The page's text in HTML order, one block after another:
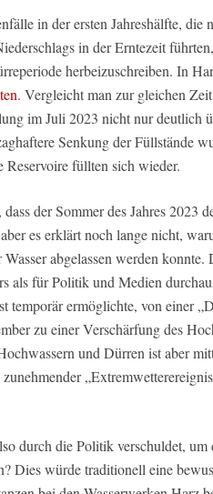
in der ersten Jahreshälfte, die
in der Erntezeit
herbeizuschreiben. In
. Vergleicht man zur gleichen
im Juli 2023 nicht nur deutlich
Senkung der Füllstände
füllten sich wieder.
der Sommer des Jahres 2023
es erklärt noch lange nicht,
abgelassen werden konnte.
als für Politik und Medien
temporär ermöglichte, von einer
zu einer Verschärfung des
und Dürren ist aber
durch die Politik verschuldet,
Dies würde traditionell eine